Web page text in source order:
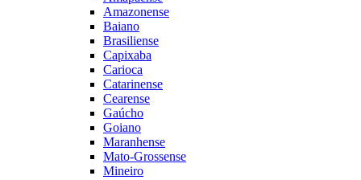
Amazonense
Baiano
Brasiliense
Capixaba
Carioca
Catarinense
Cearense
Gaúcho
Goiano
Maranhense
Mato-Grossense
Mineiro